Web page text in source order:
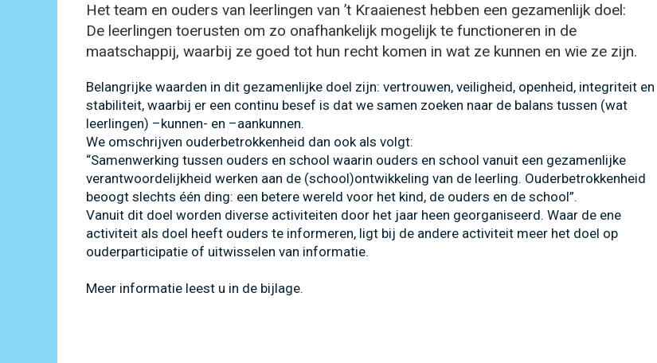
Het team en ouders van leerlingen van ’t Kraaienest hebben een gezamenlijk doel:
De leerlingen toerusten om zo onafhankelijk mogelijk te functioneren in de
maatschappij, waarbij ze goed tot hun recht komen in wat ze kunnen en wie ze zijn.
Belangrijke waarden in dit gezamenlijke doel zijn: vertrouwen, veiligheid, openheid, integriteit en
stabiliteit, waarbij er een continu besef is dat we samen zoeken naar de balans tussen (wat
leerlingen) –kunnen- en –aankunnen.
We omschrijven ouderbetrokkenheid dan ook als volgt:
“Samenwerking tussen ouders en school waarin ouders en school vanuit een gezamenlijke
verantwoordelijkheid werken aan de (school)ontwikkeling van de leerling. Ouderbetrokkenheid
beoogt slechts één ding: een betere wereld voor het kind, de ouders en de school”.
Vanuit dit doel worden diverse activiteiten door het jaar heen georganiseerd. Waar de ene
activiteit als doel heeft ouders te informeren, ligt bij de andere activiteit meer het doel op
ouderparticipatie of uitwisselen van informatie.
Meer informatie leest u in de bijlage.